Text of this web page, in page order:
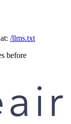
/llms.txt
before